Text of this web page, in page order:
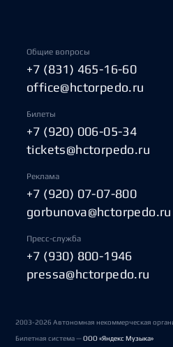
Общие вопросы
+7 (831) 465-16-60
office@hctorpedo.ru
Билеты
+7 (920) 006-05-34
tickets@hctorpedo.ru
Реклама
+7 (920) 07-07-800
gorbunova@hctorpedo.ru
Пресс-служба
+7 (930) 800-1946
pressa@hctorpedo.ru
2003-2026 Автономная некоммерческая
Билетная система —ООО «Яндекс Музыка»